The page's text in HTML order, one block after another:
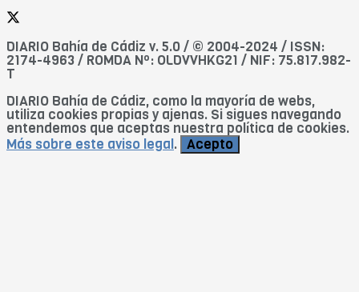
DIARIO Bahía de Cádiz v. 5.0 / © 2004-2024 / ISSN:
2174-4963 / ROMDA Nº: OLDVVHKG21 / NIF: 75.817.982-
T
DIARIO Bahía de Cádiz, como la mayoría de webs,
utiliza cookies propias y ajenas. Si sigues navegando
entendemos que aceptas nuestra política de cookies.
Más sobre este aviso legal. Acepto